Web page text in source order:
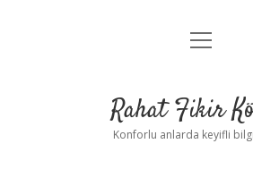
Anasayfa
Yasal Uyarı
menüyü
Rahat Fikir
Konforlu anlarda keyifli